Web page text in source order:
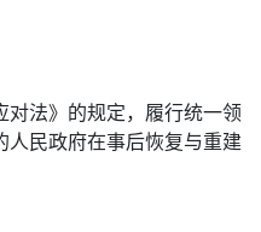
法》的规定，履行统一领
人民政府在事后恢复与重建